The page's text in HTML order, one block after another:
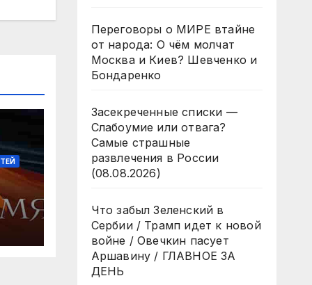
Переговоры о МИРЕ втайне
от народа: О чём молчат
Москва и Киев? Шевченко и
Бондаренко
Засекреченные списки —
Слабоумие или отвага?
Самые страшные
развлечения в России
(08.08.2026)
Что забыл Зеленский в
Сербии / Трамп идет к новой
войне / Овечкин пасует
Аршавину / ГЛАВНОЕ ЗА
ДЕНЬ